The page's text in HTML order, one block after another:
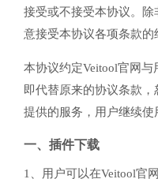
接受或不接受本协议。
意接受本协议各项条款的
本协议约定Veitool官网
即代替原来的协议条款
提供的服务，用户继续
一、插件下载
1、用户可以在Veitool官